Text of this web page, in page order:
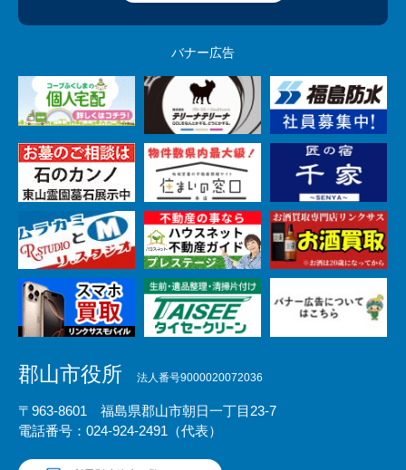
バナー広告
郡山市役所 法人番号9000020072036
〒963-8601 福島県郡山市朝日一丁目23-7
電話番号：024-924-2491（代表）